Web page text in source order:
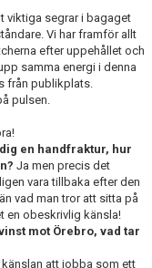
viktiga segrar i bagaget
Vi har framför allt
efter uppehållet och
samma energi i denna
från publikplats.
pulsen.
en handfraktur, hur
Ja men precis det
vara tillbaka efter den
vad man tror att sitta på
en obeskrivlig känsla!
mot Örebro, vad tar
att jobba som ett